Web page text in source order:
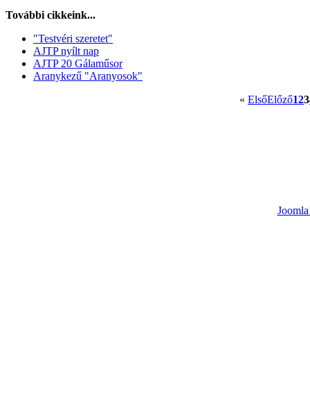
További cikkeink...
"Testvéri szeretet"
AJTP nyílt nap
AJTP 20 Gálaműsor
Aranykezű "Aranyosok"
« ElsőElőző123